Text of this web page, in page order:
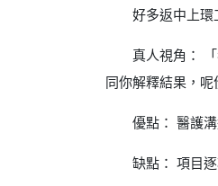
好多返中上環
真人視角：
同你解釋結果，呢
優點： 醫護
缺點： 項目